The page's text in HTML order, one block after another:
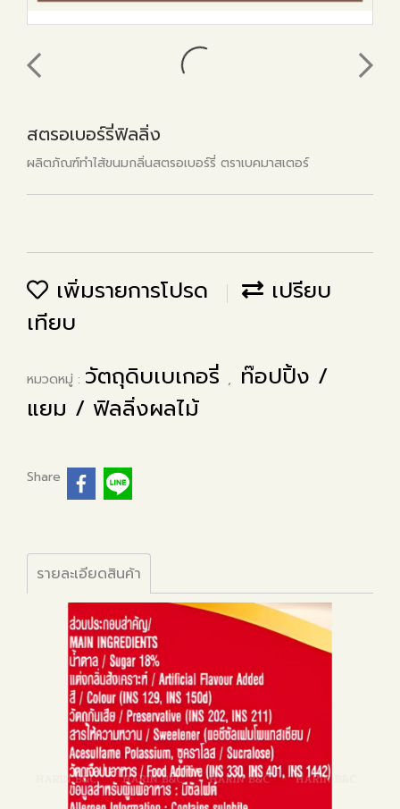
สตรอเบอร์รี่ฟิลลิ่ง
ผลิตภัณฑ์ทำไส้ขนมกลิ่นสตรอเบอร์รี่ ตราเบคมาสเตอร์
เพิ่มรายการโปรด
เปรียบ
เทียบ
หมวดหมู่ : วัตถุดิบเบเกอรี่ ,
ท๊อปปิ้ง /
แยม / ฟิลลิ่งผลไม้
Share
รายละเอียดสินค้า